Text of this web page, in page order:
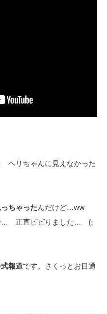
リちゃんに見えなかった
ちゃったんだけど…ww
… 正直ビビりました… (;
報道です。さくっとお目通